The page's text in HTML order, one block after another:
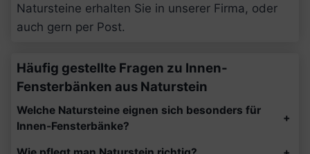
Natursteine erhalten Sie in unserer Firma, oder
auch gern per Post.
Häufig gestellte Fragen zu Innen-
Fensterbänken aus Naturstein
Welche Natursteine eignen sich besonders für
Innen-Fensterbänke?
+